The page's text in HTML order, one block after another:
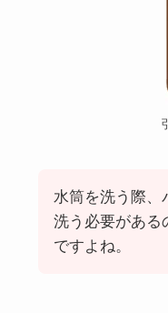
水筒を洗う際、
洗う必要がある
ですよね。